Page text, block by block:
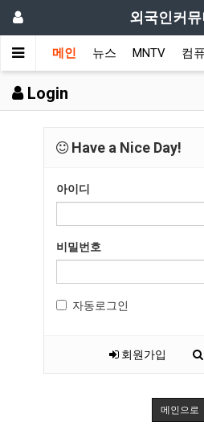
외국인커뮤
메인 뉴스 MNTV 컴
Login
Have a Nice Day!
아이디
비밀번호
자동로그인
회원가입
메인으로